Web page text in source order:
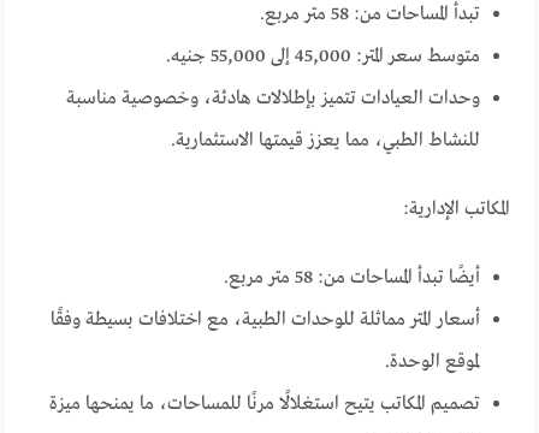
تبدأ المساحات من: 58 متر مربع.
متوسط سعر المتر: 45,000 إلى 55,000 جنيه.
وحدات العيادات تتميز بإطلالات هادئة، وخصوصية مناسبة
للنشاط الطبي، مما يعزز قيمتها الاستثمارية.
المكاتب الإدارية:
أيضًا تبدأ المساحات من: 58 متر مربع.
أسعار المتر مماثلة للوحدات الطبية، مع اختلافات بسيطة وفقًا
لموقع الوحدة.
تصميم المكاتب يتيح استغلالًا مرنًا للمساحات، ما يمنحها ميزة